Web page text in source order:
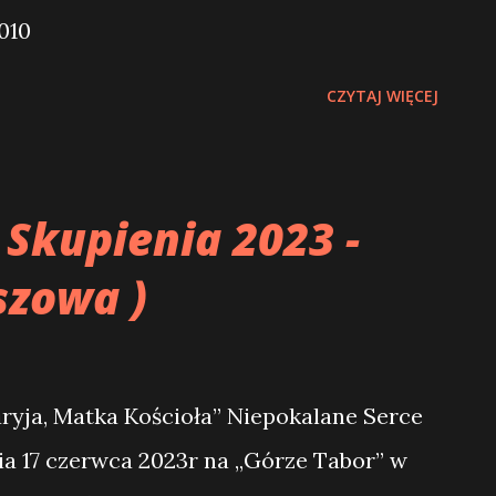
znajdziesz ukojenie, Dla duszy
tu...
CZYTAJ WIĘCEJ
2023 -
)
Matka Kościoła” Niepokalane Serce
czerwca 2023r na „Górze Tabor” w